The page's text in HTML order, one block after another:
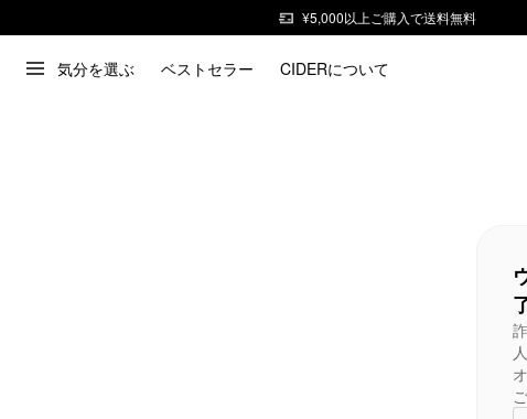
¥5,000以上ご購入で送料無料
気分を選ぶ ベストセラー CIDERについて